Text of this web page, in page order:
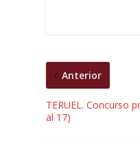
Anterior
TERUEL. Concurso
al 17)